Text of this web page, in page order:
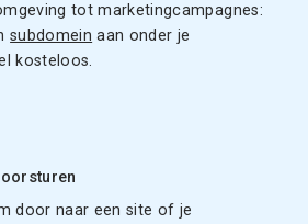
tot marketingcampagnes:
subdomein aan onder je
kosteloos.
door naar een site of je